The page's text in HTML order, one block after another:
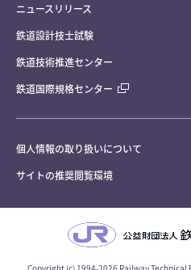
ニュースリリース
鉄道設計技士試験
鉄道技術推進センター
鉄道国際規格センター
個人情報の取り扱いについて
サイトの推奨閲覧環境